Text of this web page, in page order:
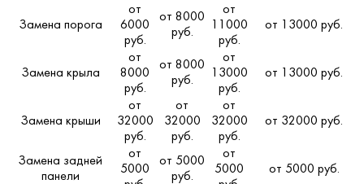
Замена порога
от
6000
руб.
от 8000
руб.
от
11000
руб.
от 13000 руб.
Замена крыла
от
8000
руб.
от 8000
руб.
от
13000
руб.
от 13000 руб.
Замена крыши
от
32000
руб.
от
32000
руб.
от
32000
руб.
от 32000 руб.
Замена задней
панели
от
5000
от 5000
руб.
от
5000
от 5000 руб.